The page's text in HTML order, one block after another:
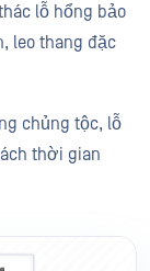
lỗ hổng bảo
leo thang đặc
chủng tộc, lỗ
thời gian